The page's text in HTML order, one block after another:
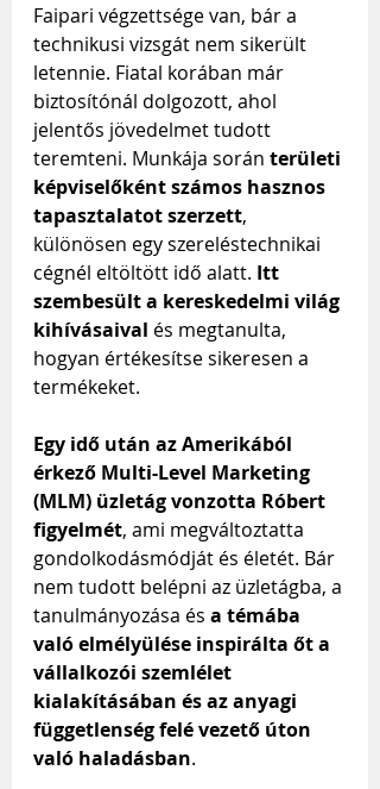
Faipari végzettsége van, bár a
technikusi vizsgát nem sikerült
letennie. Fiatal korában már
biztosítónál dolgozott, ahol
jelentős jövedelmet tudott
teremteni. Munkája során területi
képviselőként számos hasznos
tapasztalatot szerzett,
különösen egy szereléstechnikai
cégnél eltöltött idő alatt. Itt
szembesült a kereskedelmi világ
kihívásaival és megtanulta,
hogyan értékesítse sikeresen a
termékeket.
Egy idő után az Amerikából
érkező Multi-Level Marketing
(MLM) üzletág vonzotta Róbert
figyelmét, ami megváltoztatta
gondolkodásmódját és életét. Bár
nem tudott belépni az üzletágba, a
tanulmányozása és a témába
való elmélyülése inspirálta őt a
vállalkozói szemlélet
kialakításában és az anyagi
függetlenség felé vezető úton
való haladásban.